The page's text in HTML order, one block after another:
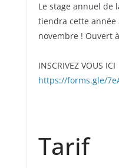
Le stage annuel de
tiendra cette année
novembre ! Ouvert
INSCRIVEZ VOUS ICI
https://forms.gle/
Tarif